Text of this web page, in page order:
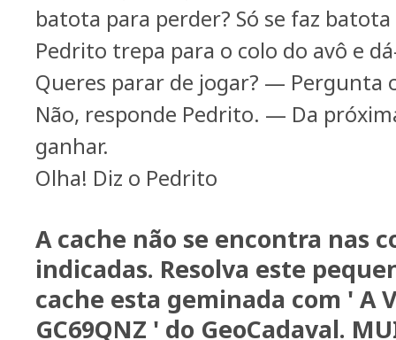
batota para perder? Só se faz
Pedrito trepa para o colo do avô e
Queres parar de jogar? — Pergunta
Não, responde Pedrito. — Da
ganhar.
Olha! Diz o Pedrito
A cache não se encontra nas
indicadas. Resolva este
cache esta geminada com ' A
GC69QNZ ' do GeoCadaval.